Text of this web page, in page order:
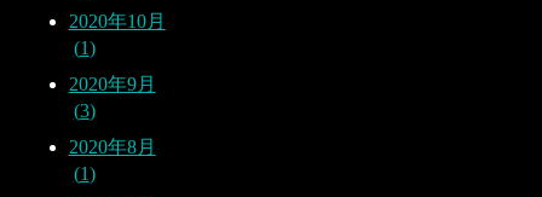
2020年10月
1
2020年9月
3
2020年8月
1